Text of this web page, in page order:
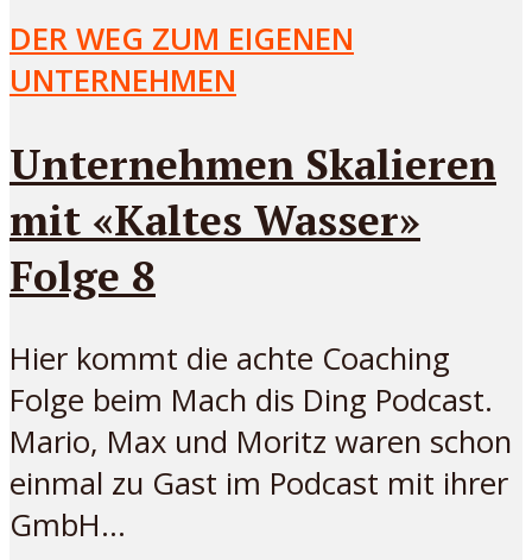
DER WEG ZUM EIGENEN
UNTERNEHMEN
Unternehmen Skalieren
mit «Kaltes Wasser»
Folge 8
Hier kommt die achte Coaching
Folge beim Mach dis Ding Podcast.
Mario, Max und Moritz waren schon
einmal zu Gast im Podcast mit ihrer
GmbH...